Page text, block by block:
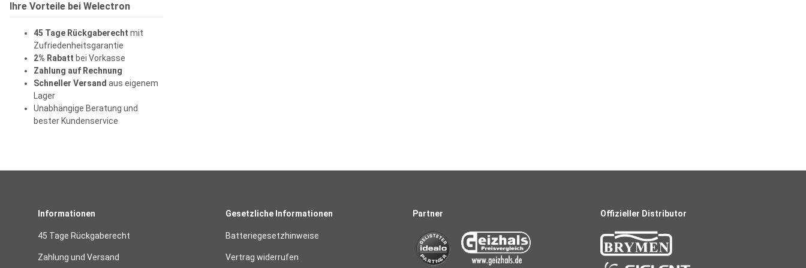
Ihre Vorteile bei Welectron
45 Tage Rückgaberecht mit
Zufriedenheitsgarantie
2% Rabatt bei Vorkasse
Zahlung auf Rechnung
Schneller Versand aus eigenem
Lager
Unabhängige Beratung und
bester Kundenservice
Informationen
45 Tage Rückgaberecht
Zahlung und Versand
Gesetzliche Informationen
Batteriegesetzhinweise
Vertrag widerrufen
Partner Offizieller Distributor